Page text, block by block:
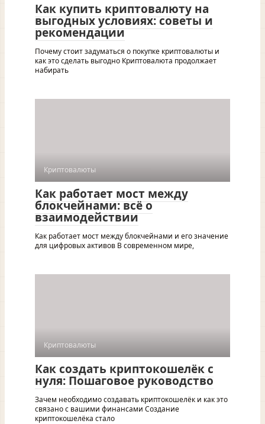
Как купить криптовалюту на
выгодных условиях: советы и
рекомендации
Почему стоит задуматься о покупке криптовалюты и
как это сделать выгодно Криптовалюта продолжает
набирать
Криптовалюты
Как работает мост между
блокчейнами: всё о
взаимодействии
Как работает мост между блокчейнами и его значение
для цифровых активов В современном мире,
Криптовалюты
Как создать криптокошелёк с
нуля: Пошаговое руководство
Зачем необходимо создавать криптокошелёк и как это
связано с вашими финансами Создание
криптокошелёка стало